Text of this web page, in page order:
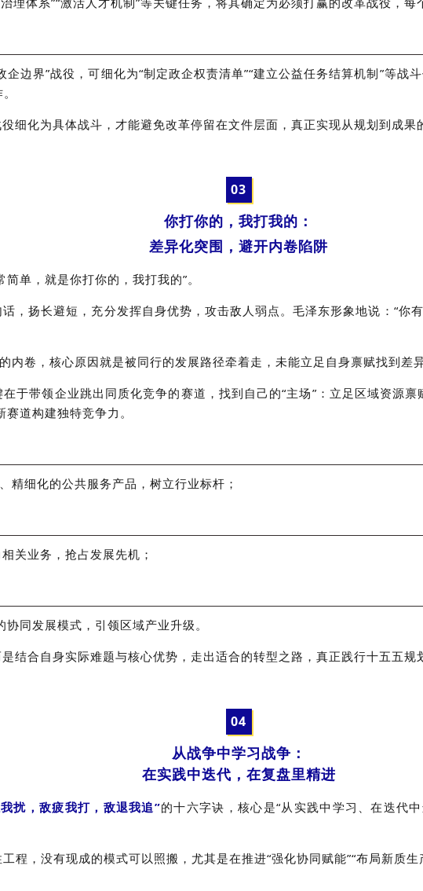
边界”战役，可细化为“制定政企权责清单”“建立公益任务结算机制”等战
细化为具体战斗，才能避免改革停留在文件层面，真正实现从规划到成果
03
你打你的，我打我的：
差异化突围，避开内卷陷阱
单，就是你打你的，我打我的”。
，扬长避短，充分发挥自身优势，攻击敌人弱点。毛泽东形象地说：“你
内卷，核心原因就是被同行的发展路径牵着走，未能立足自身禀赋找到差
于带领企业跳出同质化竞争的赛道，找到自己的“主场”：立足区域资源
道构建独特竞争力。
精细化的公共服务产品，树立行业标杆；
关业务，抢占发展先机；
同发展模式，引领区域产业升级。
结合自身实际难题与核心优势，走出适合的转型之路，真正践行十五五规
04
从战争中学习战争：
在实践中迭代，在复盘里精进
扰，敌疲我打，敌退我追”的十六字诀，核心是“从实践中学习、在迭代
程，没有现成的模式可以照搬，尤其是在推进“强化协同赋能”“布局新质